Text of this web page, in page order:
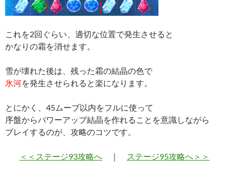
これを2回ぐらい、適切な位置で発生させると
かなりの霜を消せます。
雪が壊れた後は、残った霜の結晶の色で
氷河を発生させられると楽になります。
とにかく、45ムーブ以内をフルに使って
序盤からパワーアップ結晶を作れることを意識しながら
プレイするのが、攻略のコツです。
＜＜ステージ93攻略へ ｜ ステージ95攻略へ＞＞